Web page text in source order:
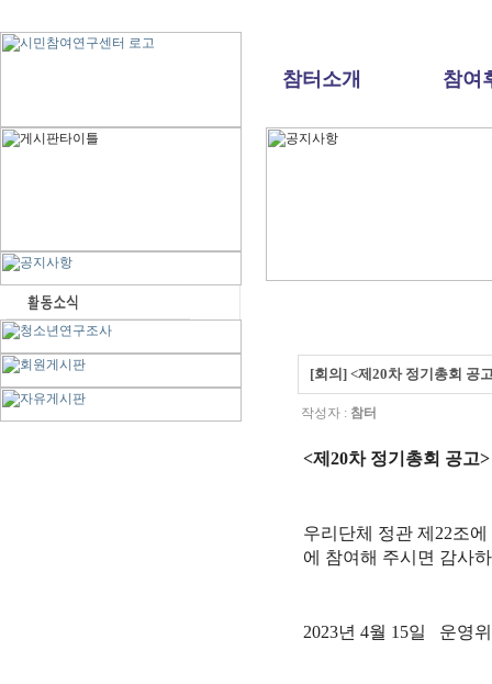
참터소개 참여
[회의] <제20차 정기총회 공
작성자 : 참터
<제 20차 정기총회 공고>
우리단체 정관 제 22조에
에 참여해 주시면 감사
2023년 4월 15일 운영